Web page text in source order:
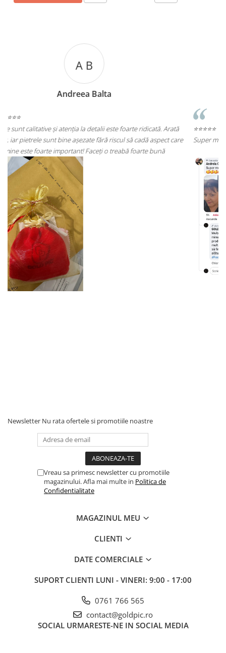
Andreea Cicu
⭐⭐⭐⭐⭐
Super mulțumită!! Sunt superbi cerceii!!!
Newsletter Nu rata ofertele si promotiile noastre
Vreau sa primesc newsletter cu promotiile
magazinului. Afla mai multe in Politica de
Confidentialitate
MAGAZINUL MEU
CLIENTI
DATE COMERCIALE
SUPORT CLIENTI LUNI - VINERI: 9:00 - 17:00
0761 766 565
contact@goldpic.ro
SOCIAL URMARESTE-NE IN SOCIAL MEDIA